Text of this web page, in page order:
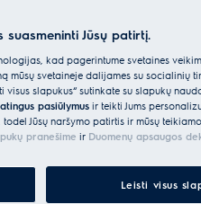
*Produkto puslapio
vaizdo įrašai yra tik
šį modelį.
Jūsų patirtį.
kad pagerintume svetainės
mūsų svetainėje dalijamės su socialinių
slapukus“ sutinkate su slapukų
pasiūlymusir teikti Jums
todėl Jūsų naršymo patirtis ir mūsų
pranešime ir Duomenų apsaugos
Leisti visus